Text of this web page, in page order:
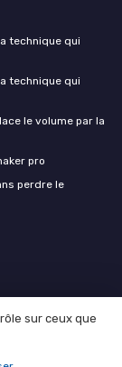
technique qui
technique qui
le volume par la
pro
perdre le
sur ceux que